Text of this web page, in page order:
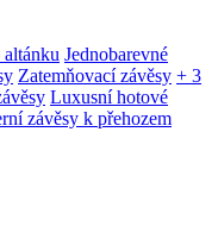
altánku Jednobarevné
Zatemňovací závěsy + 3
Luxusní hotové
závěsy k přehozem